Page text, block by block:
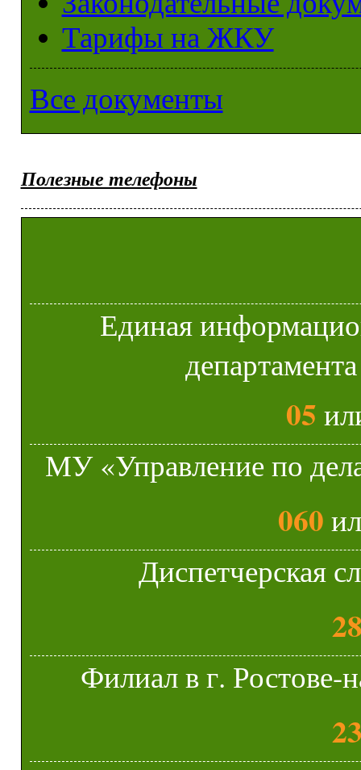
Тарифы на ЖКУ
Все документы
Полезные телефоны
Единая
05
МУ «Управление по
060
Диспетчерская
Филиал в г.